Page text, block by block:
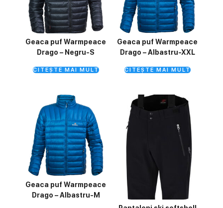
Geaca puf Warmpeace
Drago – Negru-S
CITEȘTE MAI MULT
Geaca puf Warmpeace
Drago – Albastru-XXL
CITEȘTE MAI MULT
Geaca puf Warmpeace
Drago – Albastru-M